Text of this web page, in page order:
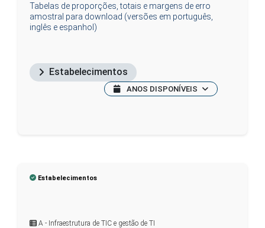
Tabelas de proporções, totais e margens de erro
amostral para download (versões em português,
inglês e espanhol)
Estabelecimentos
ANOS DISPONÍVEIS
Estabelecimentos
A - Infraestrutura de TIC e gestão de TI